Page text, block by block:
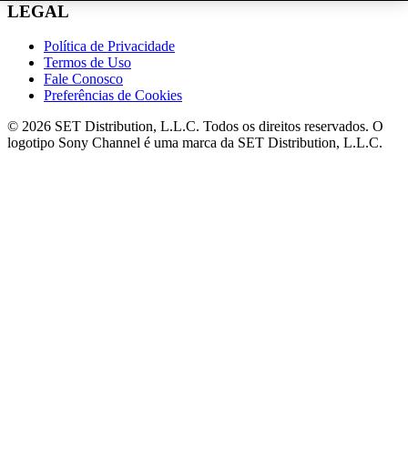
LEGAL
Política de Privacidade
Termos de Uso
Fale Conosco
Preferências de Cookies
© 2026 SET Distribution, L.L.C. Todos os direitos reservados. O
logotipo Sony Channel é uma marca da SET Distribution, L.L.C.